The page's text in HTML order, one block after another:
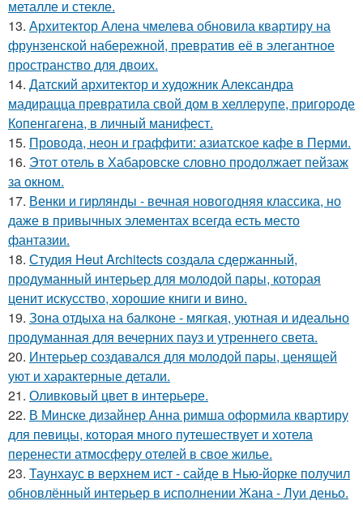
металле и стекле.
13. Архитектор Алена чмелева обновила квартиру на
фрунзенской набережной, превратив её в элегантное
пространство для двоих.
14. Датский архитектор и художник Александра
мадирацца превратила свой дом в хеллерупе, пригороде
Копенгагена, в личный манифест.
15. Провода, неон и граффити: азиатское кафе в Перми.
16. Этот отель в Хабаровске словно продолжает пейзаж
за окном.
17. Венки и гирлянды - вечная новогодняя классика, но
даже в привычных элементах всегда есть место
фантазии.
18. Студия Heut Architects создала сдержанный,
продуманный интерьер для молодой пары, которая
ценит искусство, хорошие книги и вино.
19. Зона отдыха на балконе - мягкая, уютная и идеально
продуманная для вечерних пауз и утреннего света.
20. Интерьер создавался для молодой пары, ценящей
уют и характерные детали.
21. Оливковый цвет в интерьере.
22. В Минске дизайнер Анна римша оформила квартиру
для певицы, которая много путешествует и хотела
перенести атмосферу отелей в свое жилье.
23. Таунхаус в верхнем ист - сайде в Нью-йорке получил
обновлённый интерьер в исполнении Жана - Луи деньо.